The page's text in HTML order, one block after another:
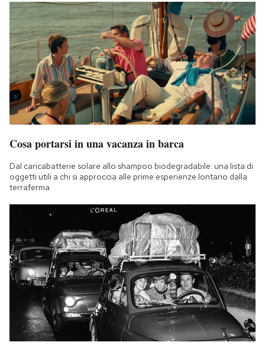
Cosa portarsi in una vacanza in barca
Dal caricabatterie solare allo shampoo biodegradabile: una lista di
oggetti utili a chi si approccia alle prime esperienze lontano dalla
terraferma